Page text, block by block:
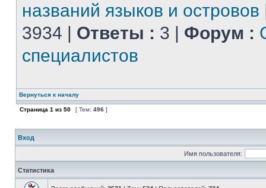
названий языков и островов
3934 | Ответы : 3 | Форум :
специалистов
Вернуться к началу
Страница 1 из 50 [ Тем: 496 ]
Вход
Имя пользователя:
Статистика